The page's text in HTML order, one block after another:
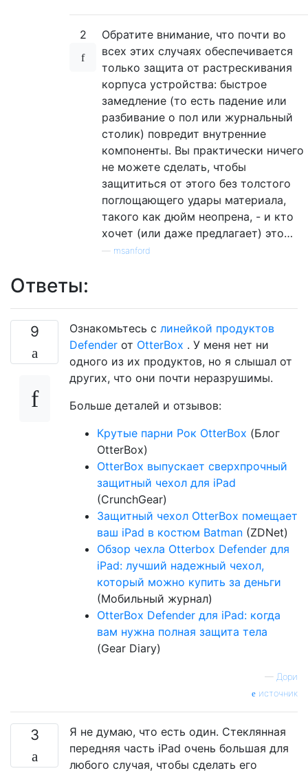
2
Обратите внимание, что почти во
всех этих случаях обеспечивается
только защита от растрескивания
корпуса устройства: быстрое
замедление (то есть падение или
разбивание о пол или журнальный
столик) повредит внутренние
компоненты. Вы практически ничего
не можете сделать, чтобы
защититься от этого без толстого
поглощающего удары материала,
такого как дюйм неопрена, - и кто
хочет (или даже предлагает) это…
msanford
Ответы:
9 Ознакомьтесь с линейкой продуктов
Defender от OtterBox . У меня нет ни
одного из их продуктов, но я слышал от
других, что они почти неразрушимы.
Больше деталей и отзывов:
Крутые парни Рок OtterBox (Блог
OtterBox)
OtterBox выпускает сверхпрочный
защитный чехол для iPad
(CrunchGear)
Защитный чехол OtterBox помещает
ваш iPad в костюм Batman (ZDNet)
Обзор чехла Otterbox Defender для
iPad: лучший надежный чехол,
который можно купить за деньги
(Мобильный журнал)
OtterBox Defender для iPad: когда
вам нужна полная защита тела
(Gear Diary)
— Дори
источник
3
Я не думаю, что есть один. Стеклянная
передняя часть iPad очень большая для
любого случая, чтобы сделать его